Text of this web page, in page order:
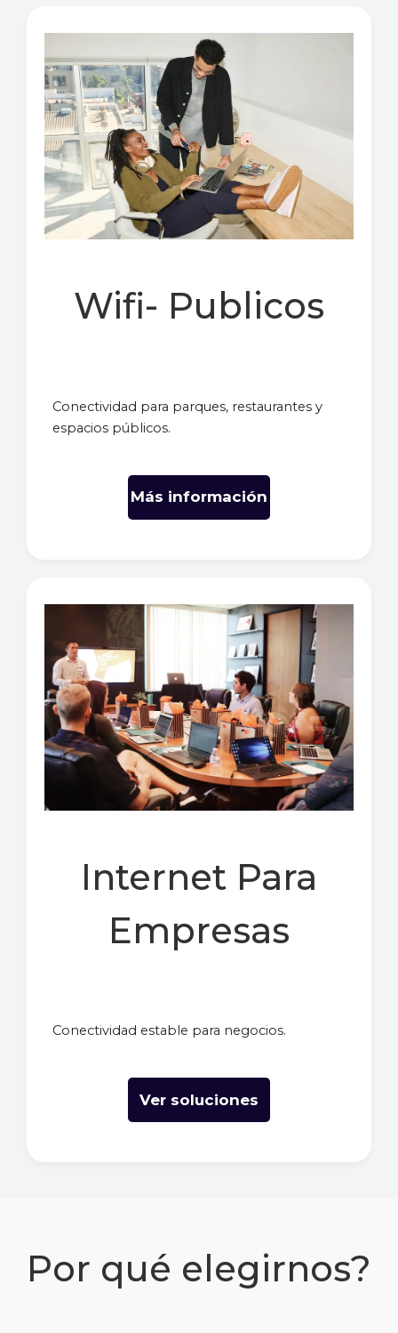
Wifi- Publicos
Conectividad para parques, restaurantes y
espacios públicos.
Más información
Internet Para
Empresas
Conectividad estable para negocios.
Ver soluciones
Por qué elegirnos?